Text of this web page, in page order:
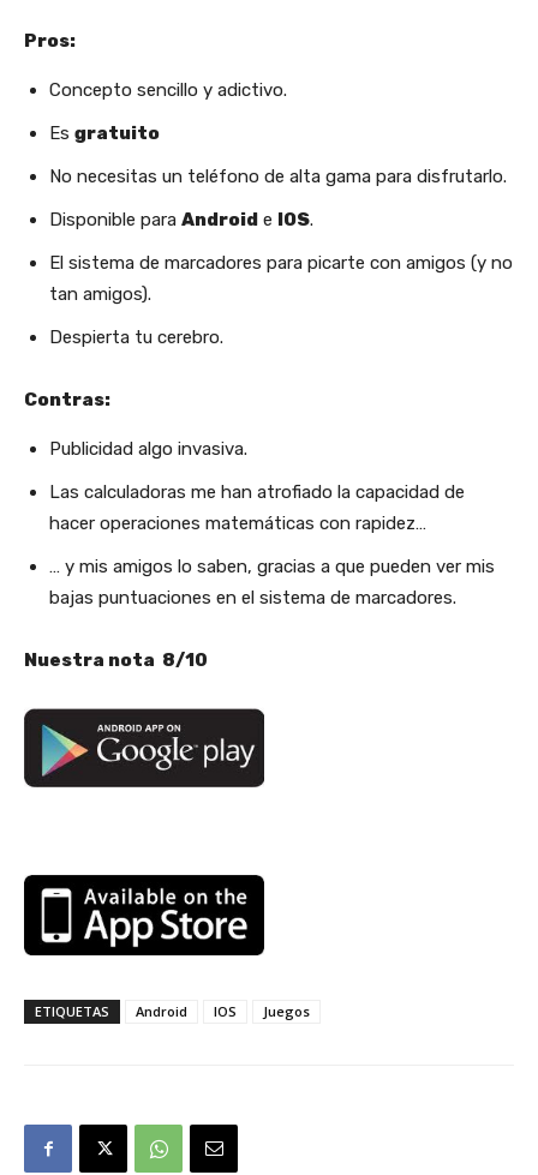
Pros:
Concepto sencillo y adictivo.
Es gratuito
No necesitas un teléfono de alta gama para disfrutarlo.
Disponible para Android e IOS.
El sistema de marcadores para picarte con amigos (y no
tan amigos).
Despierta tu cerebro.
Contras:
Publicidad algo invasiva.
Las calculadoras me han atrofiado la capacidad de
hacer operaciones matemáticas con rapidez…
… y mis amigos lo saben, gracias a que pueden ver mis
bajas puntuaciones en el sistema de marcadores.
Nuestra nota 8/10
ETIQUETAS Android IOS Juegos